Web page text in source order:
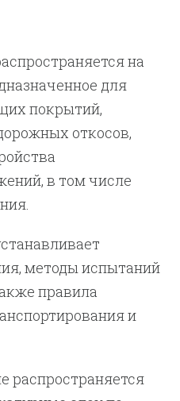
на
для
покрытий,
откосов,
в том числе
методы испытаний
правила
и
распространяется